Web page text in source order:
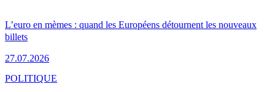
L’euro en mèmes : quand les Européens détournent les nouveaux
billets
27.07.2026
POLITIQUE